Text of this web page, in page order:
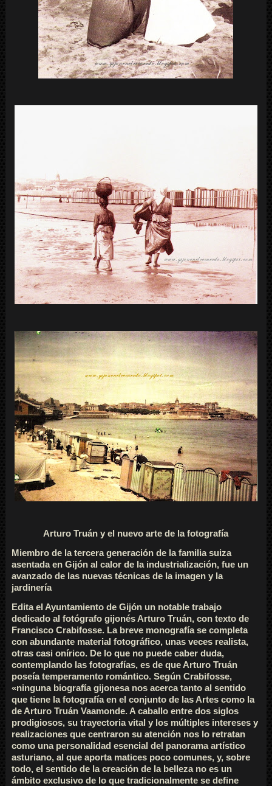
Arturo Truán y el nuevo arte de la fotografía
Miembro de la tercera generación de la familia suiza
asentada en Gijón al calor de la industrialización, fue un
avanzado de las nuevas técnicas de la imagen y la
jardinería
Edita el Ayuntamiento de Gijón un notable trabajo
dedicado al fotógrafo gijonés Arturo Truán, con texto de
Francisco Crabifosse. La breve monografía se completa
con abundante material fotográfico, unas veces realista,
otras casi onírico. De lo que no puede caber duda,
contemplando las fotografías, es de que Arturo Truán
poseía temperamento romántico. Según Crabifosse,
«ninguna biografía gijonesa nos acerca tanto al sentido
que tiene la fotografía en el conjunto de las Artes como la
de Arturo Truán Vaamonde. A caballo entre dos siglos
prodigiosos, su trayectoria vital y los múltiples intereses y
realizaciones que centraron su atención nos lo retratan
como una personalidad esencial del panorama artístico
asturiano, al que aporta matices poco comunes, y, sobre
todo, el sentido de la creación de la belleza no es un
ámbito exclusivo de lo que tradicionalmente se define